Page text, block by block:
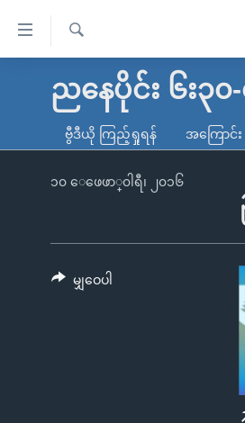
လွယ်ကူ
သည့်
မူလစာမျက်နှာ
ကမ္ဘာ့သတင်းများ
နိုင်ငံတကာ
တရုတ်
အစ္စရေး-ပါလက်စတိုင်း
ရပ်ဝန်းတခု လမ်းတခု အလွန်
အင်္ဂလိပ်စာလေ့လာမယ်
ရ
လာ
ညနေပိုင်း ၆း၃၀
ဗွီဒီယို ကြည့်ရှုရန် အကြောင်း
၁၀ ေဖေဖာ္၀ါရီ၊ ၂၀၁၆
မျှဝေပါ